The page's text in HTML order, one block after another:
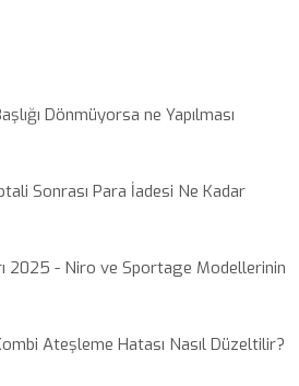
Dönmüyorsa ne Yapılması
Sonrası Para İadesi Ne Kadar
2025 - Niro ve Sportage Modellerinin
Ateşleme Hatası Nasıl Düzeltilir?